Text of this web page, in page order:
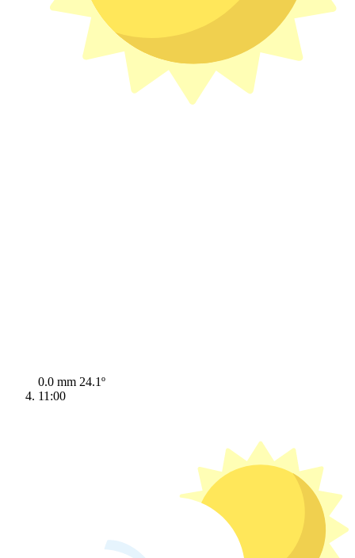
0.0 mm 24.1º
11:00